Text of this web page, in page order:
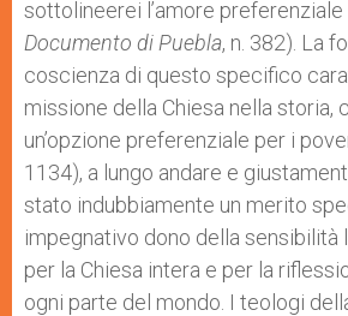
sottolineerei l’amore
Documento di Puebla, n. 382). La
coscienza di questo specifico
missione della Chiesa nella storia,
un’opzione preferenziale per i
1134), a lungo andare e
stato indubbiamente un merito
impegnativo dono della sensibilità
per la Chiesa intera e per la
ogni parte del mondo. I teologi